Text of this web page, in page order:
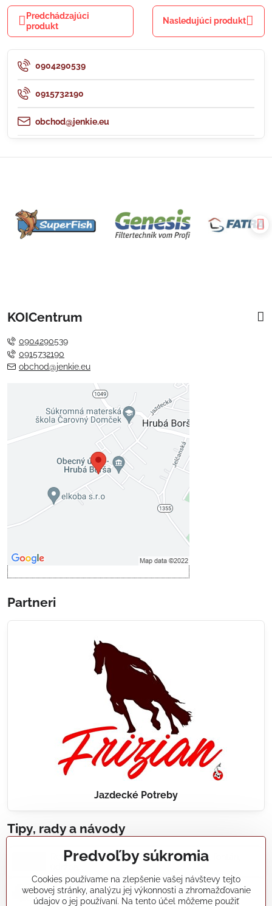
Predchádzajúci
produkt
Nasledujúci produkt
0904290539
0915732190
obchod@jenkie.eu
KOICentrum
0904290539
0915732190
obchod@jenkie.eu
Externý obsah je blokovaný
Voľbami súkromia
Prajete si načítať externý obsah?
Povoliť tentokrát
Povoliť a zapamätať - súhlas s
Partneri
Jazdecké Potreby
Tipy, rady a návody
Realizácie záhradných jazierok, bazénov, fontán,
Články a blogy
Predvoľby súkromia
Cookies používame na zlepšenie vašej návštevy tejto
webovej stránky, analýzu jej výkonnosti a zhromažďovanie
údajov o jej používaní. Na tento účel môžeme použiť